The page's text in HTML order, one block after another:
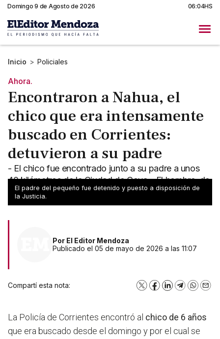
Domingo 9 de Agosto de 2026 06:04HS
Inicio > Policiales
Ahora.
Encontraron a Nahua, el
chico que era intensamente
buscado en Corrientes:
detuvieron a su padre
- El chico fue encontrado junto a su padre a unos
40 kilómetros de la Ciudad de Goya - El hombre, de
nacionalidad brasileña, quedó detenido
El padre del pequeño fue detenido y puesto a disposición de
la Justicia.
Por El Editor Mendoza
Publicado el 05 de mayo de 2026 a las 11:07
Compartí esta nota: X Facebook
LinkedInTelegram
La Policía de Corrientes encontró al chico de 6 años
que era buscado desde el domingo y por el cual se